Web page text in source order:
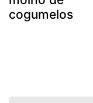
cogumelos